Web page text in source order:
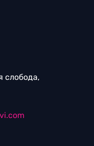
слобода,